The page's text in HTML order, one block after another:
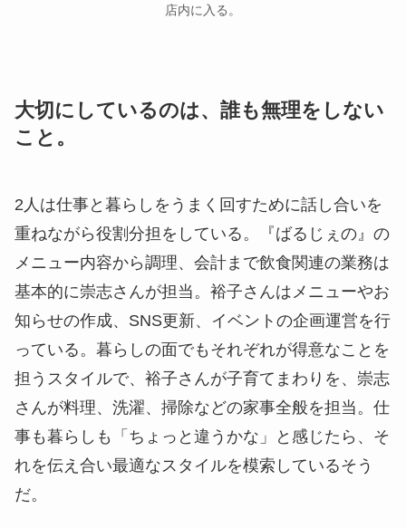
店内に入る。
大切にしているのは、誰も無理をしない
こと。
2人は仕事と暮らしをうまく回すために話し合いを
重ねながら役割分担をしている。『ばるじぇの』の
メニュー内容から調理、会計まで飲食関連の業務は
基本的に崇志さんが担当。裕子さんはメニューやお
知らせの作成、SNS更新、イベントの企画運営を行
っている。暮らしの面でもそれぞれが得意なことを
担うスタイルで、裕子さんが子育てまわりを、崇志
さんが料理、洗濯、掃除などの家事全般を担当。仕
事も暮らしも「ちょっと違うかな」と感じたら、そ
れを伝え合い最適なスタイルを模索しているそう
だ。